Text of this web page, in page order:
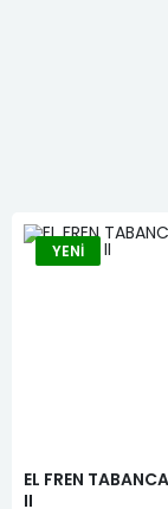
YENI
EL FREN
II